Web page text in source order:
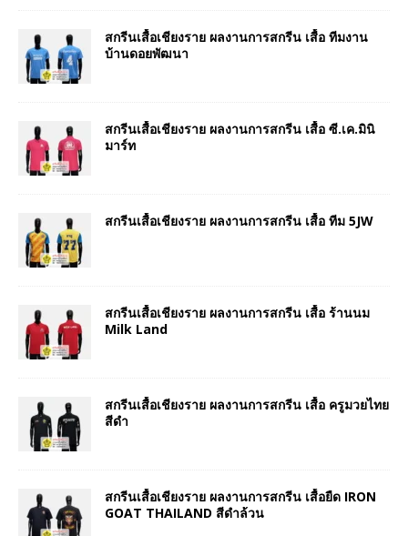
สกรีนเสื้อเชียงราย ผลงานการสกรีน เสื้อ ทีมงาน
บ้านดอยพัฒนา
สกรีนเสื้อเชียงราย ผลงานการสกรีน เสื้อ ซี.เค.มินิ
มาร์ท
สกรีนเสื้อเชียงราย ผลงานการสกรีน เสื้อ ทีม 5JW
สกรีนเสื้อเชียงราย ผลงานการสกรีน เสื้อ ร้านนม
Milk Land
สกรีนเสื้อเชียงราย ผลงานการสกรีน เสื้อ ครูมวยไทย
สีดำ
สกรีนเสื้อเชียงราย ผลงานการสกรีน เสื้อยืด IRON
GOAT THAILAND สีดำล้วน